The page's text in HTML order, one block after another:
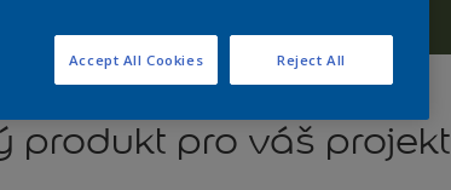
produkt pro váš projekt
Reject All
Accept All Cookies